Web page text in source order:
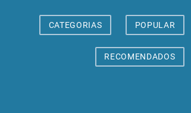
CATEGORIAS POPULAR
RECOMENDADOS